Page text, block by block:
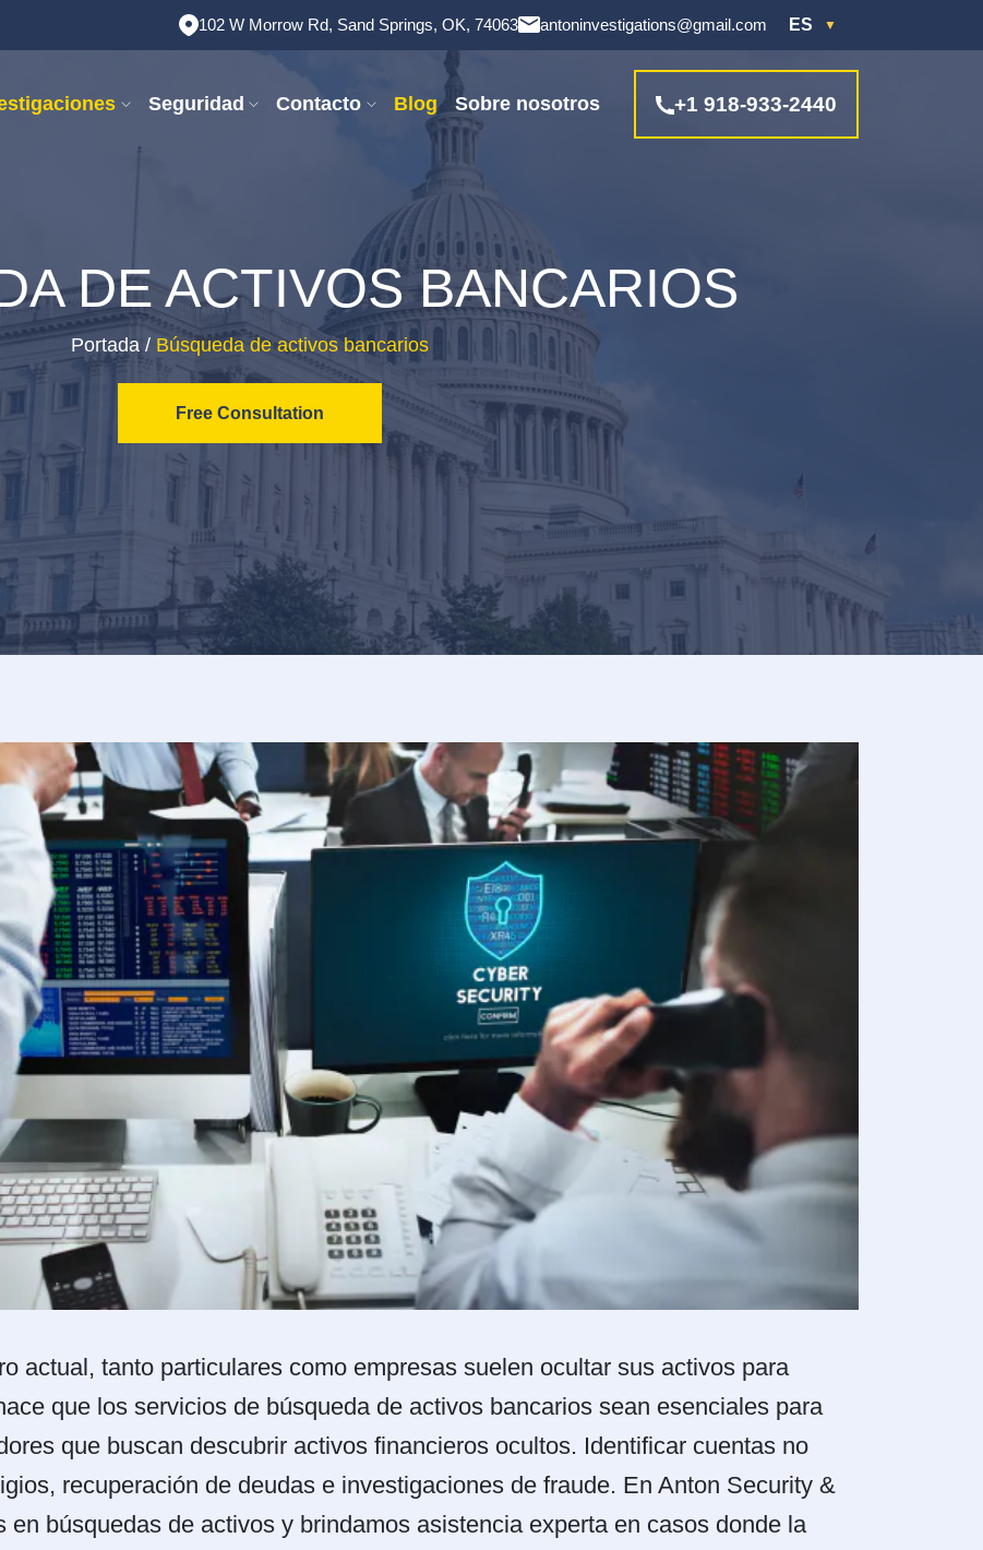
102 W Morrow Rd, Sand Springs, OK, 74063 antoninvestigations@gmail.com ES
Seguridad Contacto Blog Sobre nosotros +1 918-933-2440
DE ACTIVOS BANCARIOS
Portada / Búsqueda de activos bancarios
Free Consultation
actual, tanto particulares como empresas suelen ocultar sus activos para
que los servicios de búsqueda de activos bancarios sean esenciales para
que buscan descubrir activos financieros ocultos. Identificar cuentas no
recuperación de deudas e investigaciones de fraude. En Anton Security &
en búsquedas de activos y brindamos asistencia experta en casos donde la